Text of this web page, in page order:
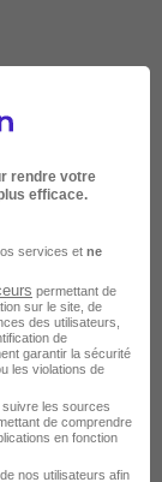
Très courte
Inférieur à 2 jours
rendre votre
efficace.
services et ne
permettant de
sur le site, de
des utilisateurs,
de
garantir la sécurité
les violations de
les sources
de comprendre
en fonction
nos utilisateurs afin